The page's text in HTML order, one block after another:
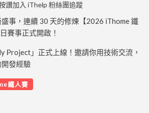
讚加入 iThelp 粉絲團追蹤
事，連續 30 天的修煉【2026 iThome 鐵
賽事正式開啟！
Project」正式上線！邀請你用技術交流，
發經驗
鐵人賽